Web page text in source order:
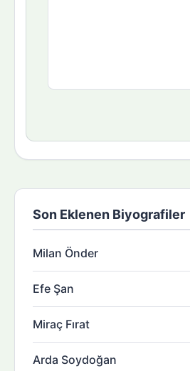
Son Eklenen Biyografiler
Milan Önder
Efe Şan
Miraç Fırat
Arda Soydoğan